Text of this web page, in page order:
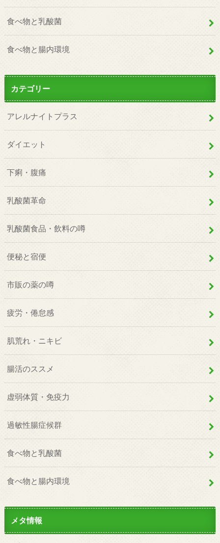
食べ物と乳酸菌
食べ物と腸内環境
カテゴリー
アレルナイトプラス
ダイエット
下痢・腹痛
乳酸菌革命
乳酸菌食品・飲料の噂
便秘と宿便
市販の薬の噂
疲労・倦怠感
肌荒れ・ニキビ
腸活のススメ
虚弱体質・免疫力
過敏性腸症候群
食べ物と乳酸菌
食べ物と腸内環境
メタ情報